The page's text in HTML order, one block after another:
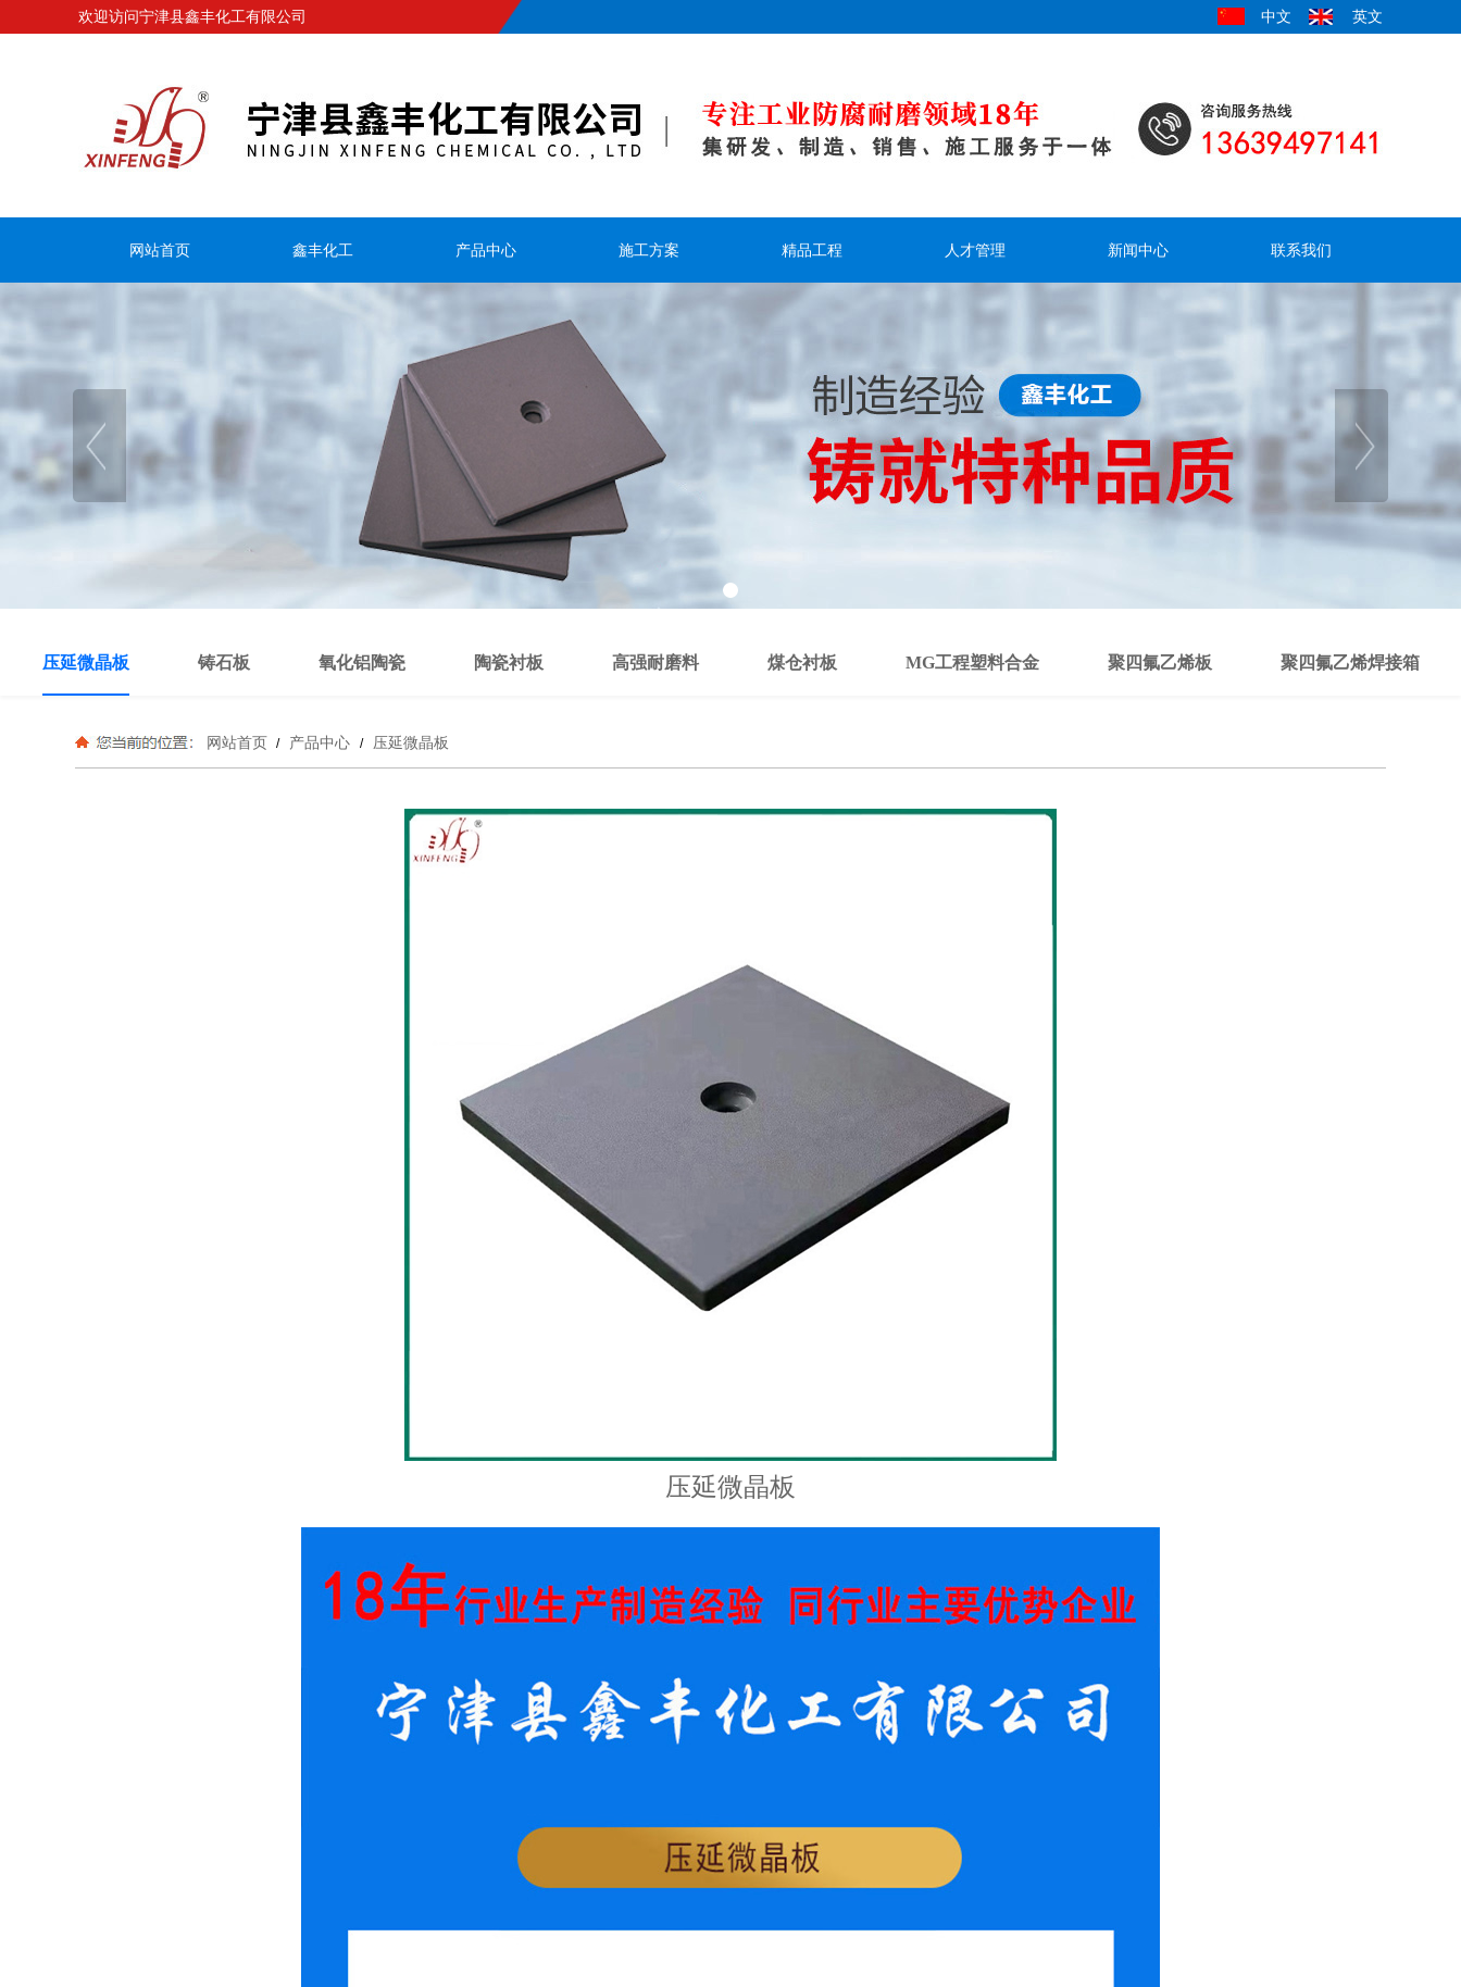
欢迎访问宁津县鑫丰化工有限公司 中文 英文
网站首页 鑫丰化工 产品中心 施工方案 精品工程 人才管理 新闻中心 联系我们
压延微晶板 铸石板 氧化铝陶瓷 陶瓷衬板 高强耐磨料 煤仓衬板 MG工程塑料合金 聚四氟乙烯板 聚四氟乙烯焊接箱
网站首页 / 产品中心 / 压延微晶板
压延微晶板